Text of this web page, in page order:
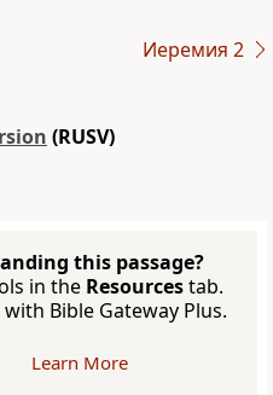
Иеремия 2
(RUSV)
this passage?
in the Resourcestab.
with Bible Gateway Plus.
Learn More